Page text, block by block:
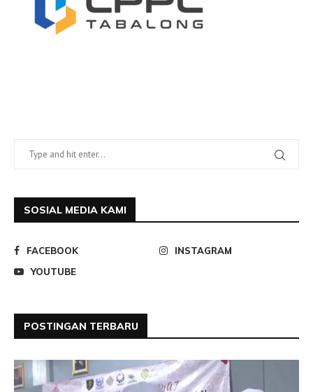
SOSIAL MEDIA KAMI
FACEBOOK
INSTAGRAM
YOUTUBE
POSTINGAN TERBARU